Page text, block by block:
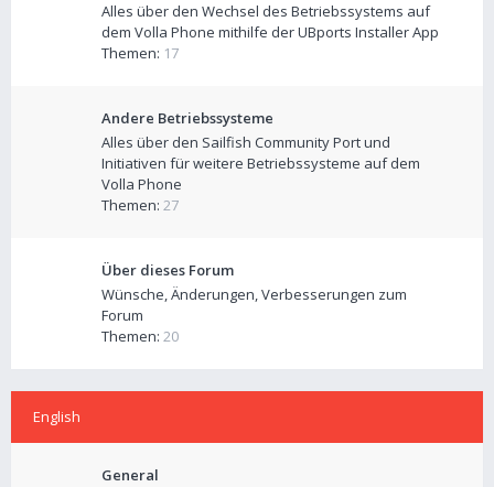
Alles über den Wechsel des Betriebssystems auf
dem Volla Phone mithilfe der UBports Installer App
Themen: 17
Andere Betriebssysteme
Alles über den Sailfish Community Port und
Initiativen für weitere Betriebssysteme auf dem
Volla Phone
Themen: 27
Über dieses Forum
Wünsche, Änderungen, Verbesserungen zum
Forum
Themen: 20
English
General